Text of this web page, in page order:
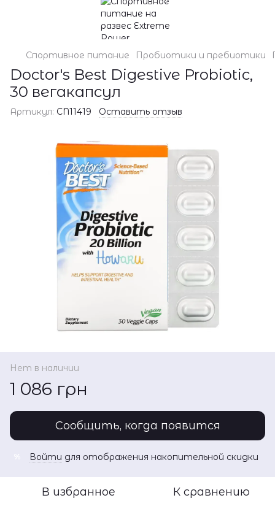
Спортивное питание Пробиотики и пребиотики
Doctor's Best Digestive Probiotic,
30 вегакапсул
Артикул: CN11419 Оставить отзыв
Нет в наличии
1 086 грн
Сообщить, когда появится
Войти для отображения накопительной скидки
В избранное К сравнению